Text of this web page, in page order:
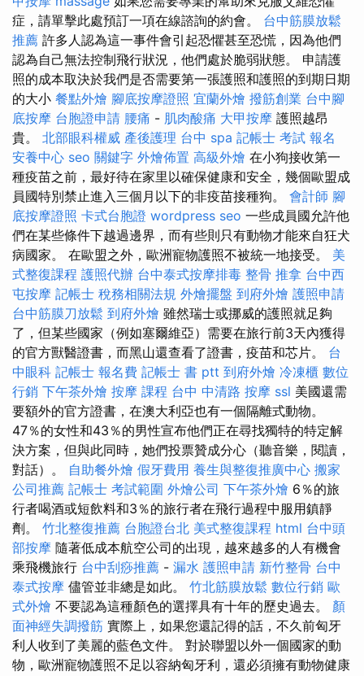
症，請單擊此處預訂一項在線諮詢的約會。 台中筋膜放鬆
推薦 許多人認為這一事件會引起恐懼甚至恐慌，因為他們
認為自己無法控制飛行狀況，他們處於脆弱狀態。 申請護
照的成本取決於我們是否需要第一張護照和護照的到期日期
的大小 餐點外燴 腳底按摩證照 宜蘭外燴 撥筋創業 台中腳
底按摩 台胞證申請 腰痛 - 肌肉酸痛 大甲按摩 護照越昂
貴。 北部眼科權威 產後護理 台中 spa 記帳士 考試 報名
安養中心 seo 關鍵字 外燴佈置 高級外燴 在小狗接收第一
種疫苗之前，最好待在家里以確保健康和安全，幾個歐盟成
員國特別禁止進入三個月以下的非疫苗接種狗。 會計師 腳
底按摩證照 卡式台胞證 wordpress seo 一些成員國允許他
們在某些條件下越過邊界，而有些則只有動物才能來自狂犬
病國家。 在歐盟之外，歐洲寵物護照不被統一地接受。 美
式整復課程 護照代辦 台中泰式按摩排毒 整骨 推拿 台中西
屯按摩 記帳士 稅務相關法規 外燴擺盤 到府外燴 護照申請
台中筋膜刀放鬆 到府外燴 雖然瑞士或挪威的護照就足夠
了，但某些國家（例如塞爾維亞）需要在旅行前3天內獲得
的官方獸醫證書，而黑山還查看了證書，疫苗和芯片。 台
中眼科 記帳士 報名費 記帳士 書 ptt 到府外燴 冷凍櫃 數位
行銷 下午茶外燴 按摩 課程 台中 中清路 按摩 ssl 美國還需
要額外的官方證書，在澳大利亞也有一個隔離式動物。
47％的女性和43％的男性宣布他們正在尋找獨特的特定解
決方案，但與此同時，她們投票贊成分心（聽音樂，閱讀，
對話）。 自助餐外燴 假牙費用 養生與整復推廣中心 搬家
公司推薦 記帳士 考試範圍 外燴公司 下午茶外燴 6％的旅
行者喝酒或短飲料和3％的旅行者在飛行過程中服用鎮靜
劑。 竹北整復推薦 台胞證台北 美式整復課程 html 台中頭
部按摩 隨著低成本航空公司的出現，越來越多的人有機會
乘飛機旅行 台中刮痧推薦 - 漏水 護照申請 新竹整骨 台中
泰式按摩 儘管並非總是如此。 竹北筋膜放鬆 數位行銷 歐
式外燴 不要認為這種顏色的選擇具有十年的歷史過去。 顏
面神經失調撥筋 實際上，如果您還記得的話，不久前匈牙
利人收到了美麗的藍色文件。 對於聯盟以外一個國家的動
物，歐洲寵物護照不足以容納匈牙利，還必須擁有動物健康